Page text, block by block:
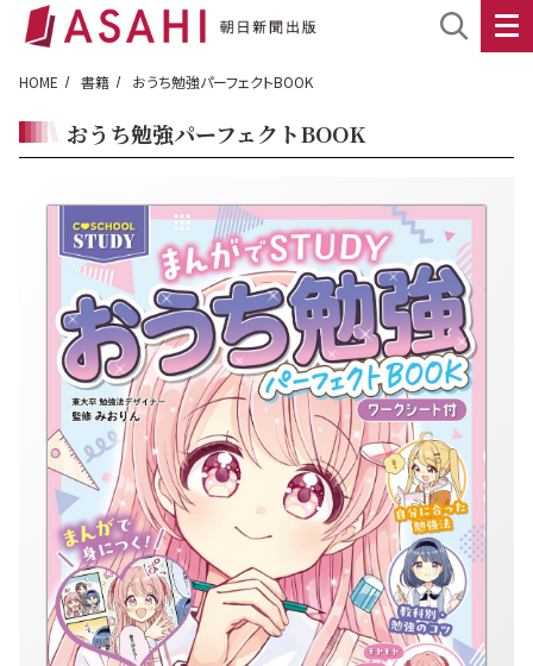
HOME 書籍 おうち勉強パーフェクトBOOK
おうち勉強パーフェクトBOOK